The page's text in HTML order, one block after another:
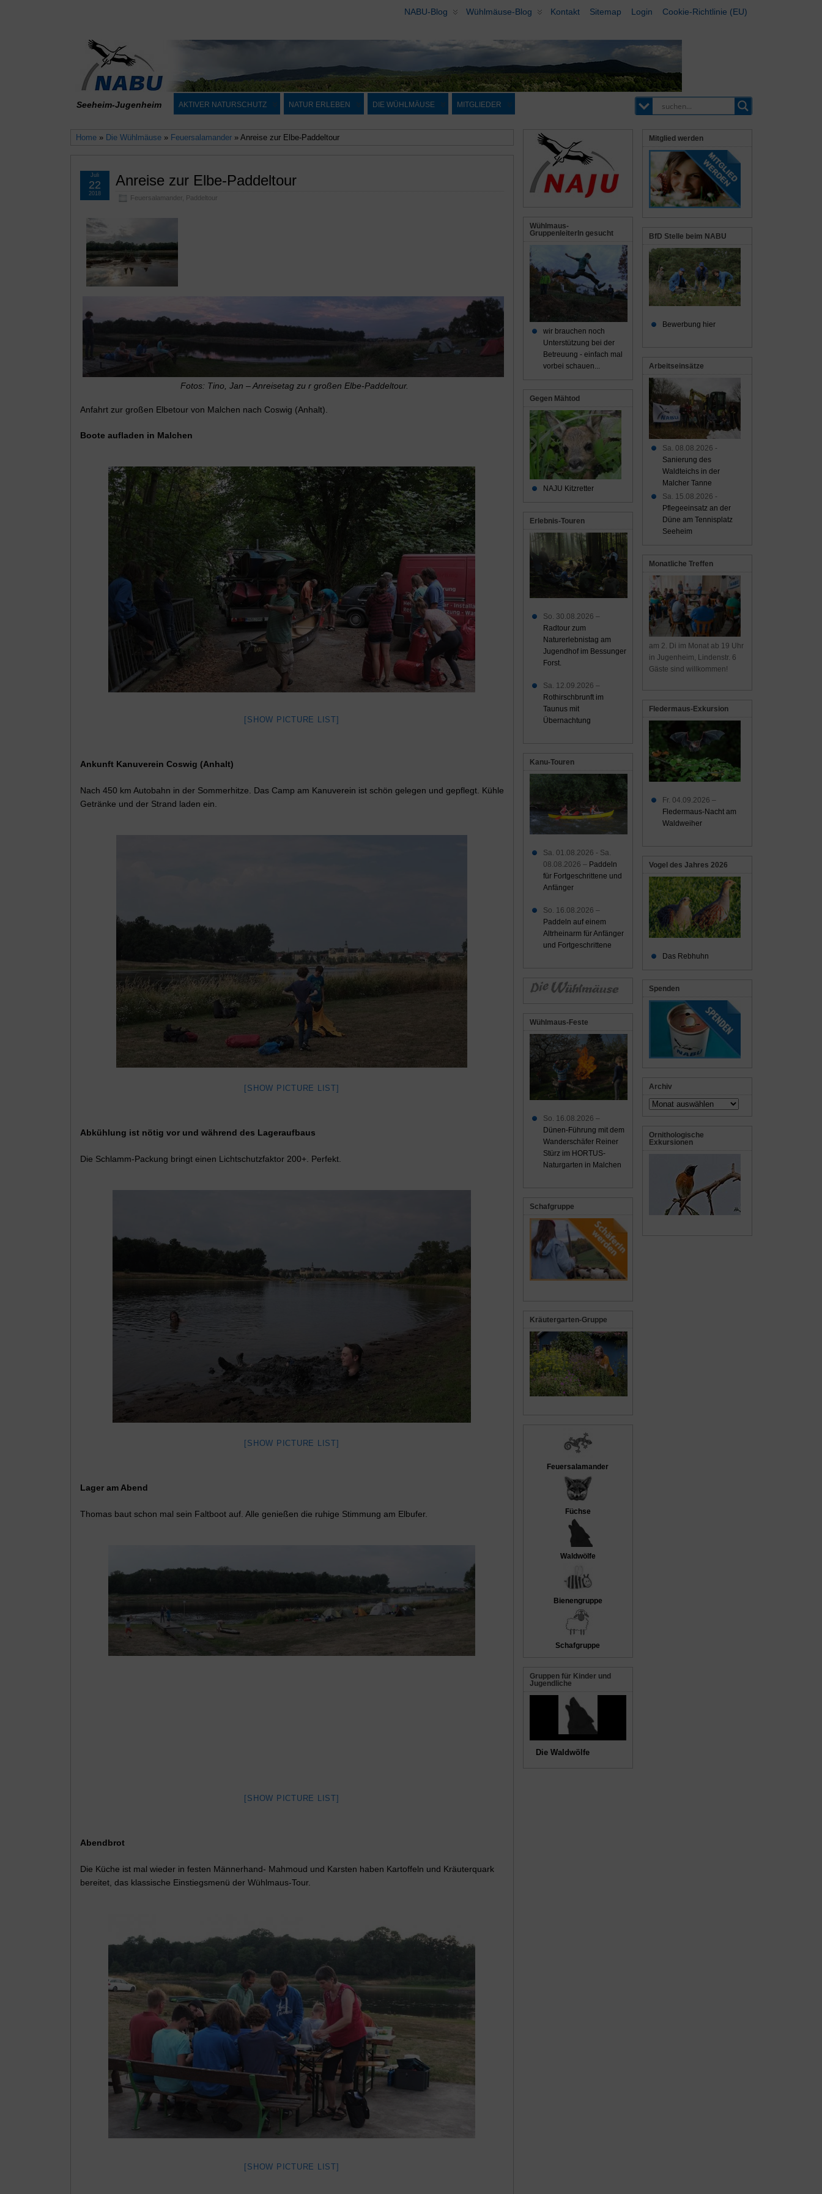
NABU-Blog Wühlmäuse-Blog Kontakt Sitemap Login Cookie-Richtlinie (EU)
Seeheim-Jugenheim AKTIVER NATURSCHUTZ NATUR ERLEBEN DIE WÜHLMÄUSE MITGLIEDER
Home» Die Wühlmäuse» Feuersalamander» Anreise zur Elbe-Paddeltour
Anreise zur Elbe-Paddeltour
Feuersalamander, Paddeltour
Juli
22
2018
Fotos: Tino, Jan – Anreisetag zu r großen Elbe-Paddeltour.
Anfahrt zur großen Elbetour von Malchen nach Coswig (Anhalt).
Boote aufladen in Malchen
[SHOW PICTURE LIST]
Ankunft Kanuverein Coswig (Anhalt)
Nach 450 km Autobahn in der Sommerhitze. Das Camp am Kanuverein ist schön gelegen und gepflegt. Kühle
Getränke und der Strand laden ein.
[SHOW PICTURE LIST]
Abkühlung ist nötig vor und während des Lageraufbaus
Die Schlamm-Packung bringt einen Lichtschutzfaktor 200+. Perfekt.
[SHOW PICTURE LIST]
Lager am Abend
Thomas baut schon mal sein Faltboot auf. Alle genießen die ruhige Stimmung am Elbufer.
[SHOW PICTURE LIST]
Abendbrot
Die Küche ist mal wieder in festen Männerhand- Mahmoud und Karsten haben Kartoffeln und Kräuterquark
bereitet, das klassische Einstiegsmenü der Wühlmaus-Tour.
[SHOW PICTURE LIST]
Mitglied werden
BfD Stelle beim NABU
Bewerbung hier
Arbeitseinsätze
Sa. 08.08.2026 -
Sanierung des
Waldteichs in der
Malcher Tanne
Sa. 15.08.2026 -
Pflegeeinsatz an der
Düne am Tennisplatz
Seeheim
Monatliche Treffen
am 2. Di im Monat ab 19 Uhr
in Jugenheim, Lindenstr. 6
Gäste sind willkommen!
Fledermaus-Exkursion
Fr. 04.09.2026 –
Fledermaus-Nacht am
Waldweiher
Vogel des Jahres 2026
Das Rebhuhn
Spenden
Archiv
Archiv
Ornithologische
Exkursionen
Wühlmaus-
GruppenleiterIn gesucht
wir brauchen noch
Unterstützung bei der
Betreuung - einfach mal
vorbei schauen...
Gegen Mähtod
NAJU Kitzretter
Erlebnis-Touren
So. 30.08.2026 –
Radtour zum
Naturerlebnistag am
Jugendhof im Bessunger
Forst.
Sa. 12.09.2026 –
Rothirschbrunft im
Taunus mit
Übernachtung
Kanu-Touren
Sa. 01.08.2026 - Sa.
08.08.2026 – Paddeln
für Fortgeschrittene und
Anfänger
So. 16.08.2026 –
Paddeln auf einem
Altrheinarm für Anfänger
und Fortgeschrittene
Wühlmaus-Feste
So. 16.08.2026 –
Dünen-Führung mit dem
Wanderschäfer Reiner
Stürz im HORTUS-
Naturgarten in Malchen
Schafgruppe
Kräutergarten-Gruppe
Feuersalamander
Füchse
Waldwölfe
Bienengruppe
Schafgruppe
Gruppen für Kinder und
Jugendliche
Die Waldwölfe